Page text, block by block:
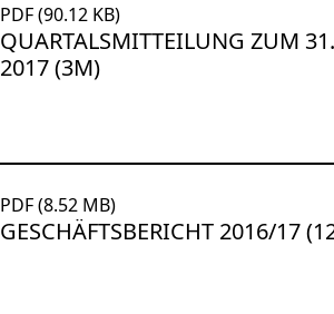
PDF (90.12 KB)
QUARTALSMITTEILUNG ZUM
2017 (3M)
PDF (8.52 MB)
GESCHÄFTSBERICHT 2016/17